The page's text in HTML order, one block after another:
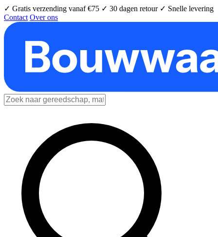
✓ Gratis verzending vanaf €75 ✓ 30 dagen retour ✓ Snelle levering
Contact Over ons